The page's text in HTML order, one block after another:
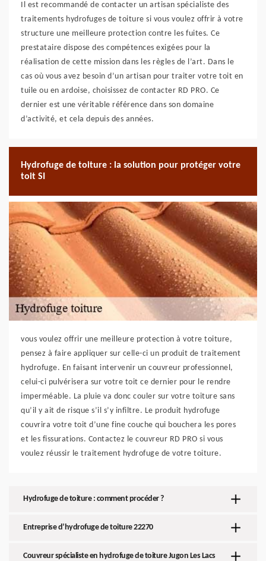
Il est recommandé de contacter un artisan spécialiste des
traitements hydrofuges de toiture si vous voulez offrir à votre
structure une meilleure protection contre les fuites. Ce
prestataire dispose des compétences exigées pour la
réalisation de cette mission dans les règles de l’art. Dans le
cas où vous avez besoin d’un artisan pour traiter votre toit en
tuile ou en ardoise, choisissez de contacter RD PRO. Ce
dernier est une véritable référence dans son domaine
d’activité, et cela depuis des années.
Hydrofuge de toiture : la solution pour protéger votre
toit SI
vous voulez offrir une meilleure protection à votre toiture,
pensez à faire appliquer sur celle-ci un produit de traitement
hydrofuge. En faisant intervenir un couvreur professionnel,
celui-ci pulvérisera sur votre toit ce dernier pour le rendre
imperméable. La pluie va donc couler sur votre toiture sans
qu’il y ait de risque s’il s’y infiltre. Le produit hydrofuge
couvrira votre toit d’une fine couche qui bouchera les pores
et les fissurations. Contactez le couvreur RD PRO si vous
voulez réussir le traitement hydrofuge de votre toiture.
Hydrofuge de toiture : comment procéder ?
Entreprise d’hydrofuge de toiture 22270
Couvreur spécialiste en hydrofuge de toiture Jugon Les Lacs